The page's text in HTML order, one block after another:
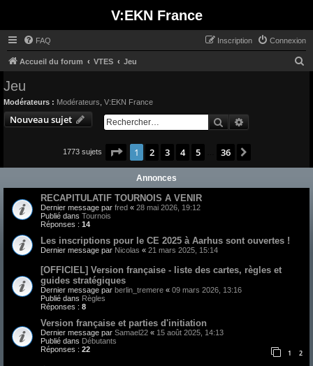
V:EKN France
FAQ Connexion
Inscription
Accueil du forum VTES Jeu
Jeu
Modérateurs : Modérateurs V:EKN France
Nouveau sujet Rechercher
1773 sujets Page 1sur36
1 2 3 4 5 36
Annonces
RECAPITULATIF TOURNOIS A VENIR
Dernier message par fred « 28 mai 2026, 19:12
Publié dans Tournois
Réponses : 14
Les inscriptions pour le CE 2025 à Aarhus sont ouvertes !
Dernier message par Nicolas « 21 mars 2025, 15:14
[OFFICIEL] Version française - liste des cartes, règles et
guides stratégiques
Dernier message par berlin_tremere « 09 mars 2026, 13:16
Publié dans Règles
Réponses : 8
Version française et parties d'initiation
Dernier message par Samael22 « 15 août 2025, 14:13
Publié dans Débutants
Réponses : 22 1 2